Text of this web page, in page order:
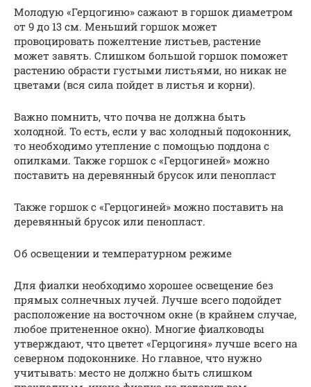
Молодую «Герцогиню» сажают в горшок диаметром
от 9 до 13 см. Меньший горшок может
провоцировать пожелтение листьев, растение
может завять. Слишком большой горшок поможет
растению обрасти густыми листьями, но никак не
цветами (вся сила пойдет в листья и корни).
Важно помнить, что почва не должна быть
холодной. То есть, если у вас холодный подоконник,
то необходимо утепление с помощью поддона с
опилками. Также горшок с «Герцогиней» можно
поставить на деревянный брусок или пенопласт
Также горшок с «Герцогиней» можно поставить на
деревянный брусок или пенопласт.
Об освещении и температурном режиме
Для фиалки необходимо хорошее освещение без
прямых солнечных лучей. Лучше всего подойдет
расположение на восточном окне (в крайнем случае,
любое притененное окно). Многие фиалководы
утверждают, что цветет «Герцогиня» лучше всего на
северном подоконнике. Но главное, что нужно
учитывать: место не должно быть слишком